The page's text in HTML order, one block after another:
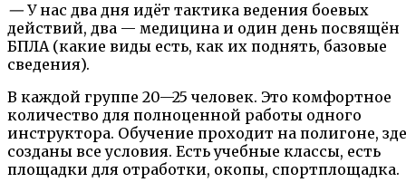
—У нас два дня идёт тактика ведения боевых
действий, два — медицина и один день посвящён
БПЛА (какие виды есть, как их поднять, базовые
сведения).
В каждой группе 20—25 человек. Это комфортное
количество для полноценной работы одного
инструктора. Обучение проходит на полигоне,
созданы все условия. Есть учебные классы, есть
площадки для отработки, окопы, спортплощадка.